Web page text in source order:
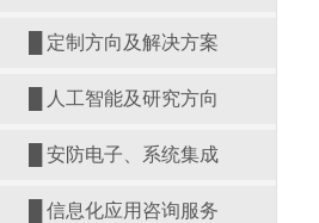
█ 定制方向及解决方案
█ 人工智能及研究方向
█ 安防电子、系统集成
█ 信息化应用咨询服务